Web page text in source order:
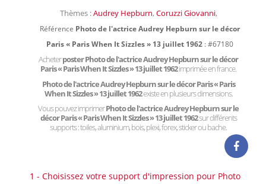
Thèmes :Audrey Hepburn, Coruzzi Giovanni,
Référence Photo de l'actrice Audrey Hepburn sur le décor
Paris « Paris When It Sizzles » 13 juillet 1962 : #67180
Acheterposter Photo de l'actrice Audrey Hepburn sur le décor
Paris « Paris When It Sizzles » 13 juillet 1962imprimée en france.
Photo de l'actrice Audrey Hepburn sur le décor Paris « Paris
When It Sizzles » 13 juillet 1962existe en plusieurs dimensions.
Vous pouvez imprimerPhoto de l'actrice Audrey Hepburn sur le
décor Paris « Paris When It Sizzles » 13 juillet 1962sur différents
supports : toiles, aluminium, bois, plexi, forex, sticker ou bache.
1 - Choisissez votre support d'impression pour Photo